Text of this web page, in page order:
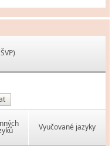
Vyučované jazyky